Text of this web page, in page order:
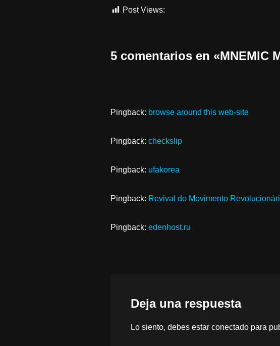
Post Views:
5 comentarios en «MNEMIC
Pingback: browse around this web-site
Pingback: checkslip
Pingback: ufakorea
Pingback: Revival do Movimento
Pingback: edenhost.ru
Deja una respuesta
Lo siento, debes estar conectado para